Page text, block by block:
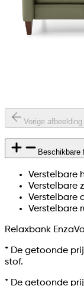
Vorige afbeelding
Beschikbare
Verstelbare
Verstelbare
Verstelbare
Verstelbare
Relaxbank Enza
* De getoonde
stof.
* De getoonde